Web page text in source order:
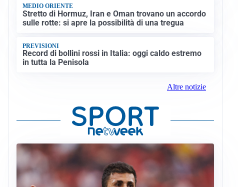
MEDIO ORIENTE
Stretto di Hormuz, Iran e Oman trovano un accordo
sulle rotte: si apre la possibilità di una tregua
PREVISIONI
Record di bollini rossi in Italia: oggi caldo estremo
in tutta la Penisola
Altre notizie